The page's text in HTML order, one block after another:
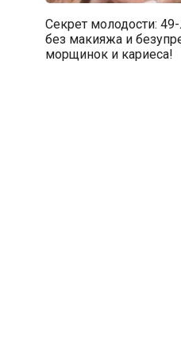
Секрет молодости:
без макияжа и
морщинок и кариеса!